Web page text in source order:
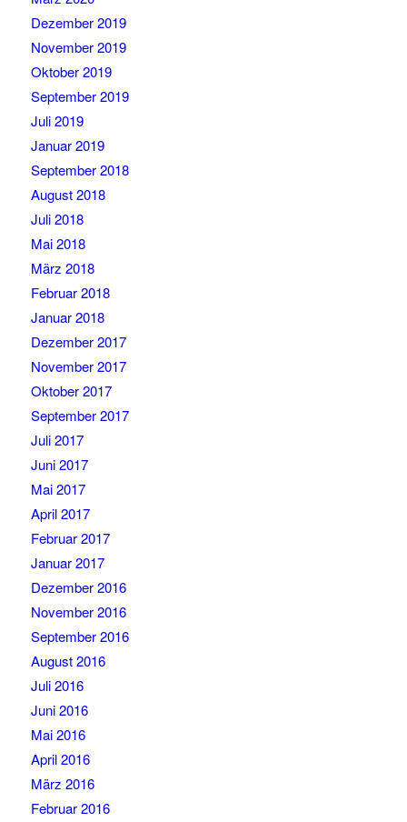
Dezember 2019
November 2019
Oktober 2019
September 2019
Juli 2019
Januar 2019
September 2018
August 2018
Juli 2018
Mai 2018
März 2018
Februar 2018
Januar 2018
Dezember 2017
November 2017
Oktober 2017
September 2017
Juli 2017
Juni 2017
Mai 2017
April 2017
Februar 2017
Januar 2017
Dezember 2016
November 2016
September 2016
August 2016
Juli 2016
Juni 2016
Mai 2016
April 2016
März 2016
Februar 2016